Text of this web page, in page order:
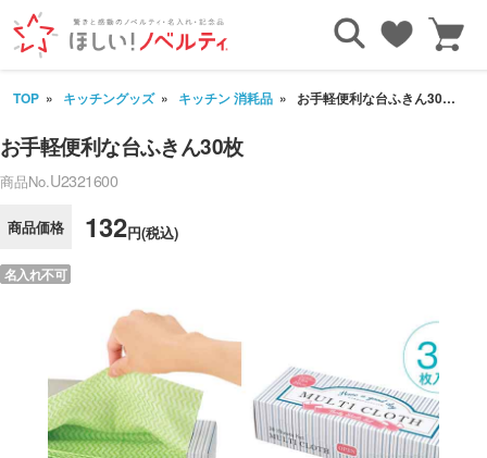
TOP キッチングッズ キッチン 消耗品 お手軽便利な台ふきん30枚
お手軽便利な台ふきん30枚
商品No.U2321600
商品価格 132円(税込)
名入れ不可